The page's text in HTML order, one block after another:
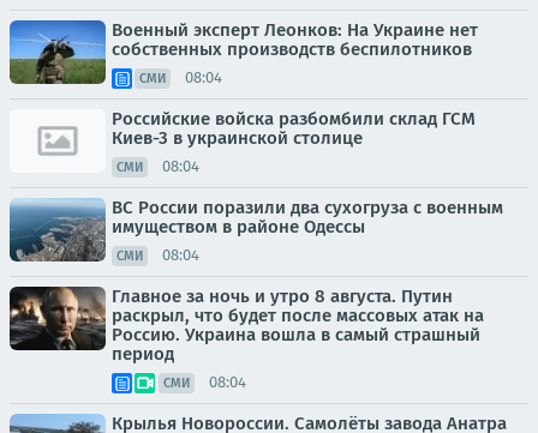
Военный эксперт Леонков: На Украине нет
собственных производств беспилотников
СМИ 08:04
Российские войска разбомбили склад ГСМ
Киев-3 в украинской столице
СМИ 08:04
ВС России поразили два сухогруза с военным
имуществом в районе Одессы
СМИ 08:04
Главное за ночь и утро 8 августа. Путин
раскрыл, что будет после массовых атак на
Россию. Украина вошла в самый страшный
период
СМИ 08:04
Крылья Новороссии. Самолёты завода Анатра